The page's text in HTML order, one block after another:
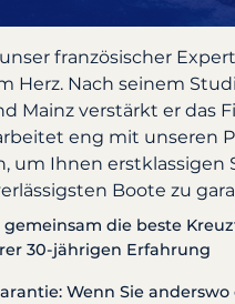
französischer
Herz. Nach seinem
Mainz verstärkt er das
eng mit unseren
um Ihnen erstklassigen
Boote zu
die beste
30-jährigen Erfahrung
Wenn Sie anderswo